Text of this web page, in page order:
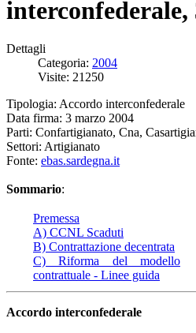
interconfederale,
Dettagli
Categoria: 2004
Visite: 21250
Tipologia: Accordo interconfederale
Data firma: 3 marzo 2004
Parti: Confartigianato, Cna,
Settori: Artigianato
Fonte: ebas.sardegna.it
Sommario:
Premessa
A) CCNL Scaduti
B) Contrattazione decentrata
C) Riforma del modello
contrattuale - Linee guida
Accordo interconfederale